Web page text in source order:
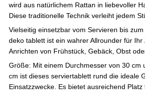
wird aus natürlichem Rattan in liebevoller
Diese traditionelle Technik verleiht jedem
Vielseitig einsetzbar vom Servieren bis
deko tablett ist ein wahrer Allrounder für Ihr
Anrichten von Frühstück, Gebäck, Obst oder
Größe: Mit einem Durchmesser von 30 cm
cm ist dieses serviertablett rund die ideale
Einsatzzwecke. Es bietet ausreichend Platz